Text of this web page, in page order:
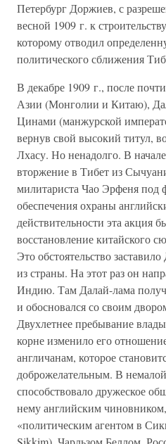
Петербург Доржиев, с
весной 1909 г. к
которому отводил
политического сближения
В декабре 1909 г., после
Азии (Монголии и Китаю),
Цинами (манжурской
вернув свой высокий титул,
Лхасу. Но ненадолго. В
вторжение в Тибет из
милитариста Чао Эрфеня под
обеспечения охраны
действительности эта акция
восстановление китайского
Это обстоятельство
из страны. На этот раз он
Индию. Там Далай-лама
и обосновался со своим
Двухлетнее пребывание
корне изменило его
англичанам, которое
доброжелательным. В
способствовало дружеское
нему английским
«политическим агентом в